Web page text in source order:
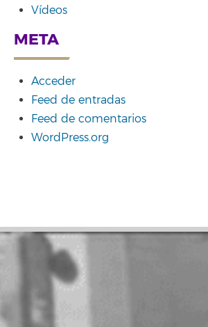
Vídeos
META
Acceder
Feed de entradas
Feed de comentarios
WordPress.org